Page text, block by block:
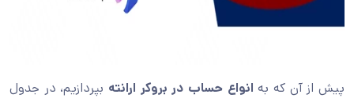
پیش از آن که به انواع حساب در بروکر ارانته بپردازیم، در جدول